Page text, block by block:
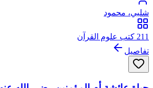
شلبي، محمود
211 كتب علوم القرآن
تفاصيل